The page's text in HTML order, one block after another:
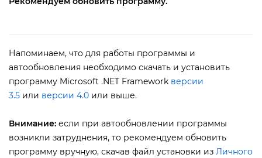
Напоминаем, что для работы программы и
автообновления необходимо скачать и установить
программу Microsoft .NET Framework ерсии
3.5 или ерсии 4.0 или выше.
нимание: если при автообновлении программы
озникли затруднения, то рекомендуем обновить
программу вручную, скачав файл установки из Личного